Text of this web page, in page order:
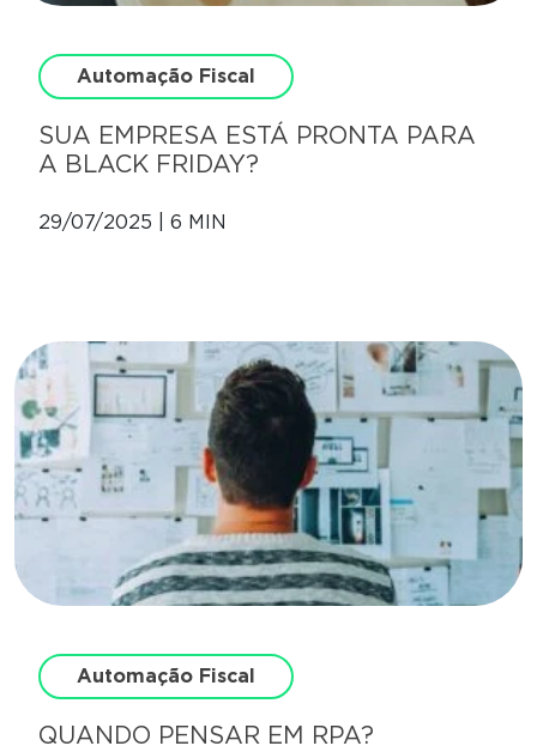
Automação Fiscal
SUA EMPRESA ESTÁ PRONTA PARA
A BLACK FRIDAY?
29/07/2025 | 6 MIN
Automação Fiscal
QUANDO PENSAR EM RPA?